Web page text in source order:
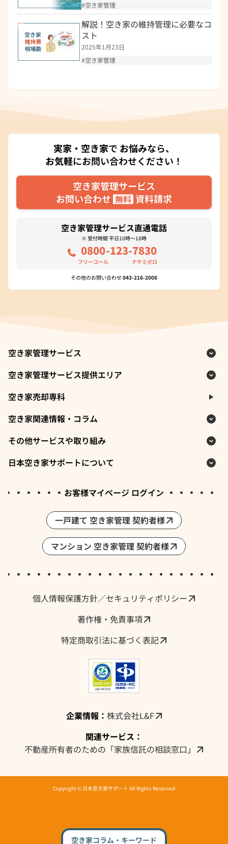
空き家管理
解説！空き家の維持管理に必要なコ
スト
2025年1月23日
空き家管理
空き家コラム・キーワード
実家・空き家で お悩みなら、
お気軽にお問い合わせください！
空き家管理サービス
お問い合わせ 無料 資料請求
空き家管理サービス直通電話
※ 受付時間 平日10時～18時
0800
フリーコール
-123-7830
ナヤミゼロ
その他のお問い合わせ043-216-2008
空き家管理サービス
空き家管理サービス提供エリア
空き家売却専科
空き家関連情報・コラム
その他サービスや取り組み
日本空き家サポートについて
採用情報・求人
お客様マイページ ログイン
一戸建て 空き家管理 契約者様
マンション 空き家管理 契約者様
個人情報保護方針／セキュリティポリシー
著作権・免責事項
特定商取引法に基づく表記
企業情報： 株式会社L&F
関連サービス：
不動産所有者のための「家族信託の相談窓口」
Copyright © 日本空き家サポート All Rights Reserved